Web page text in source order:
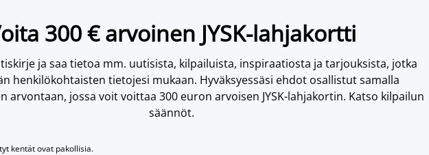
300 € arvoinen JYSK-lahjakortti
ja saa tietoa mm. uutisista, kilpailuista, inspiraatiosta ja tarjouksista, jotka
henkilökohtaisten tietojesi mukaan. Hyväksyessäsi ehdot osallistut samalla
arvontaan, jossa voit voittaa 300 euron arvoisen JYSK-lahjakortin. Katso kilpailun
säännöt.
kentät ovat pakollisia.